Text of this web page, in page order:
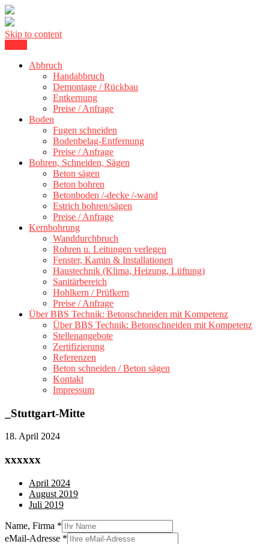
Skip to content
Betonschneiden Stuttgart
+ 300 kmAbbruch
Handabbruch
Demontage / Rückbau
Entkernung
Preise / Anfrage
Boden
Fugen schneiden
Bodenbelag-Entfernung
Preise / Anfrage
Bohren, Schneiden, Sägen
Beton sägen
Beton bohren
Betonboden /-decke /-wand
Estrich bohren/sägen
Preise / Anfrage
Kernbohrung
Wanddurchbruch
Rohren u. Leitungen verlegen
Fenster, Kamin & Installationen
Haustechnik (Klima, Heizung, Lüftung)
Sanitärbereich
Hohlkern / Prüfkern
Preise / Anfrage
Über BBS Technik: Betonschneiden mit Kompetenz
Über BBS Technik: Betonschneiden mit Kompetenz
Stellenangebote
Zertifizierung
Referenzen
Beton schneiden / Beton sägen
Kontakt
Impressum
_Stuttgart-Mitte
18. April 2024
xxxxxx
April 2024
August 2019
Juli 2019
Name, Firma *
eMail-Adresse *